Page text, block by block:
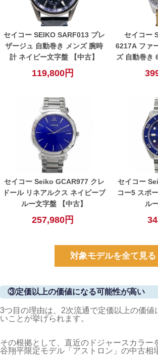
セイコー SEIKO SARF013 プレ
ザージュ 自動巻き メンズ 腕時
計 ネイビー文字盤 【中古】
119,800円
セイコー
6217A ファ
ズ 自動巻き
ック
セイコー Seiko GCAR977 クレ
ドール リネアルクス ネイビーブ
ルー文字盤 【中古】
257,980円
セイコー
コー5 スポ
対象モデルを全て見る
③定価以上の価値になる可能性が高い
3つ目の理由は、2次流通で定価以上の価値
いことが挙げられます。
その根拠として、直近のドジャースカラー
谷翔平限定モデル「アストロン」の中古相